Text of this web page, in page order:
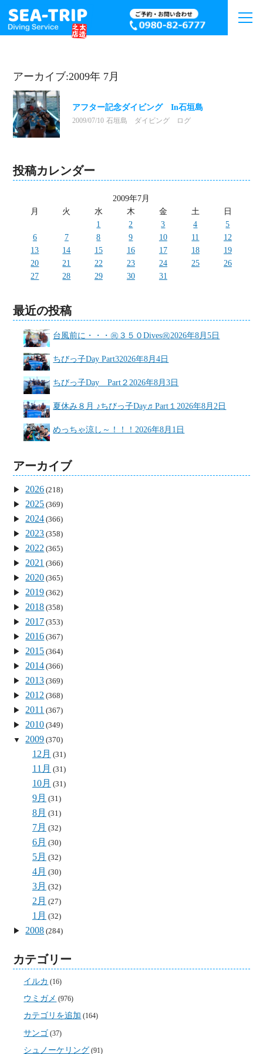
アーカイブ:2009年 7月
アフター記念ダイビング In石垣島
2009/07/10 石垣島 ダイビング ログ
投稿カレンダー
2009年7月
月
火 水 木 金 土
日
1
2 3 4
5
6
7 8 9 10 11
12
13
14 15 16 17 18
19
20
21 22 23 24 25
26
27
28 29 30 31
最近の投稿
台風前に・・・㊗３５０Dives㊗2026年8月5日
ちびっ子Day Part32026年8月4日
ちびっ子Day Part２2026年8月3日
夏休み８月 ♪ちびっ子Day♬Part１2026年8月2日
めっちゃ涼し～！！！2026年8月1日
アーカイブ
2026 (218)
2025 (369)
2024 (366)
2023 (358)
2022 (365)
2021 (366)
2020 (365)
2019 (362)
2018 (358)
2017 (353)
2016 (367)
2015 (364)
2014 (366)
2013 (369)
2012 (368)
2011 (367)
2010 (349)
2009 (370)
12月 (31)
11月 (31)
10月 (31)
9月 (31)
8月 (31)
7月 (32)
6月 (30)
5月 (32)
4月 (30)
3月 (32)
2月 (27)
1月 (32)
2008 (284)
カテゴリー
イルカ (16)
ウミガメ (976)
カテゴリを追加 (164)
サンゴ (37)
シュノーケリング (91)